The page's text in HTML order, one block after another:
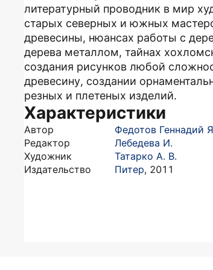
литературный проводник в мир
старых северных и южных
древесины, нюансах работы с
дерева металлом, тайнах
создания рисунков любой
древесину, создании
резных и плетеных изделий.
Характеристики
Автор
Федотов Геннадий
Редактор
Лебедева И.
Художник
Татарко А. В.
Издательство
Питер, 2011